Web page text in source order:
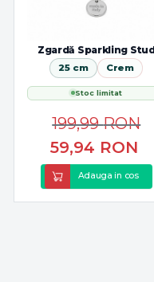
Zgardă Sparkling
25 cm Crem
Stoc limitat
59,94 RON
199,99RON
Adauga in cos